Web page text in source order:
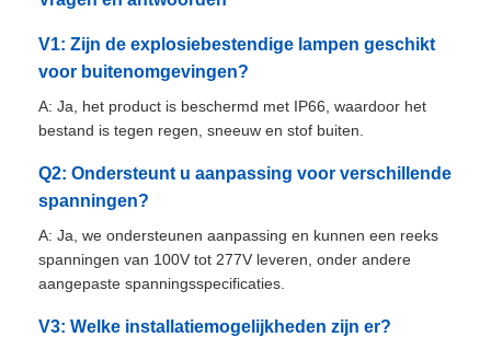
Explosieveilige Doos
explosieveilige schakelaar
Explosiebestendige kabelklieren
explosiebestendige stop en contactdoos
V1: Zijn de explosiebestendige lampen geschikt
voor buitenomgevingen?
A: Ja, het product is beschermd met IP66, waardoor het
bestand is tegen regen, sneeuw en stof buiten.
Q2: Ondersteunt u aanpassing voor verschillende
spanningen?
A: Ja, we ondersteunen aanpassing en kunnen een reeks
spanningen van 100V tot 277V leveren, onder andere
aangepaste spanningsspecificaties.
V3: Welke installatiemogelijkheden zijn er?